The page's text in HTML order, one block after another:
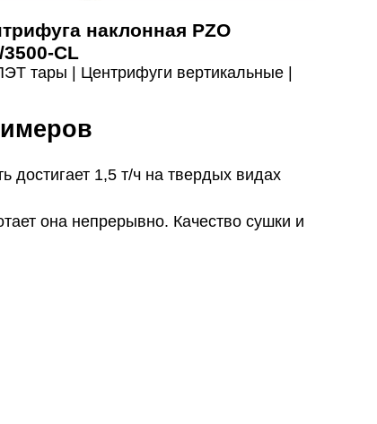
наклонная PZO
3500-CL
тары | Центрифуги вертикальные |
достигает 1,5 т/ч на твердых видах
она непрерывно. Качество сушки и